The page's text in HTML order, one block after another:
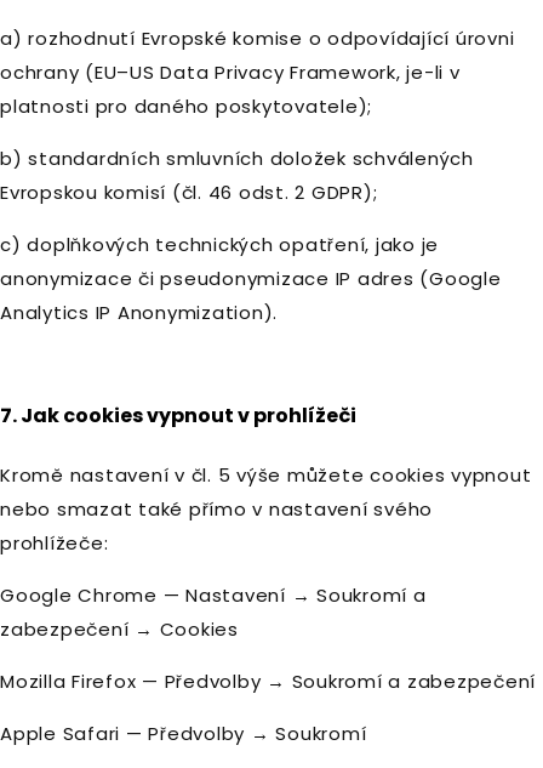
a) rozhodnutí Evropské komise o odpovídající úrovni
ochrany (EU–US Data Privacy Framework, je-li v
platnosti pro daného poskytovatele);
b) standardních smluvních doložek schválených
Evropskou komisí (čl. 46 odst. 2 GDPR);
c) doplňkových technických opatření, jako je
anonymizace či pseudonymizace IP adres (Google
Analytics IP Anonymization).
7. Jak cookies vypnout v prohlížeči
Kromě nastavení v čl. 5 výše můžete cookies vypnout
nebo smazat také přímo v nastavení svého
prohlížeče:
Google Chrome — Nastavení → Soukromí a
zabezpečení → Cookies
Mozilla Firefox — Předvolby → Soukromí a zabezpečení
Apple Safari — Předvolby → Soukromí